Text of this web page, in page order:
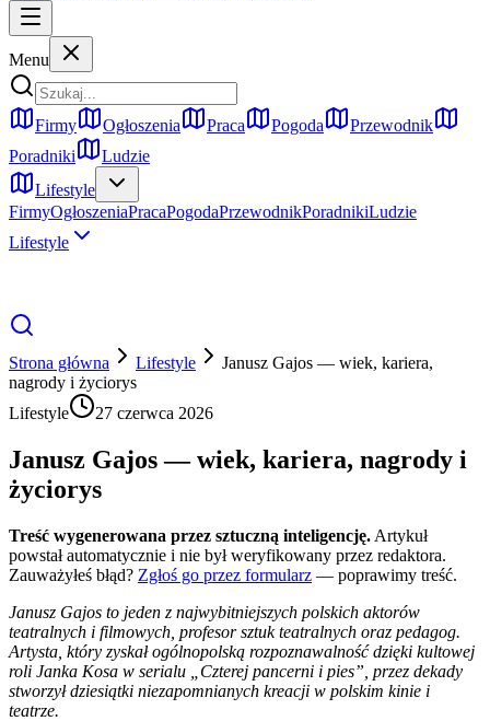
Menu
Firmy Ogłoszenia Praca Pogoda
Przewodnik
Poradniki
Ludzie
Lifestyle
FirmyOgłoszeniaPracaPogodaPrzewodnikPoradnikiLudzie
Lifestyle
Strona główna Lifestyle
Janusz Gajos — wiek, kariera,
nagrody i życiorys
Lifestyle
27 czerwca 2026
Janusz Gajos — wiek, kariera, nagrody i
życiorys
Treść wygenerowana przez sztuczną inteligencję. Artykuł
powstał automatycznie i nie był weryfikowany przez redaktora.
Zauważyłeś błąd? Zgłoś go przez formularz — poprawimy treść.
Janusz Gajos to jeden z najwybitniejszych polskich aktorów
teatralnych i filmowych, profesor sztuk teatralnych oraz pedagog.
Artysta, który zyskał ogólnopolską rozpoznawalność dzięki kultowej
roli Janka Kosa w serialu „Czterej pancerni i pies”, przez dekady
stworzył dziesiątki niezapomnianych kreacji w polskim kinie i
teatrze.